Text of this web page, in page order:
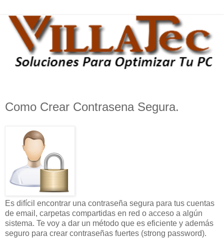
Como Crear Contrasena Segura.
Es difícil encontrar una contraseña segura para tus cuentas
de email, carpetas compartidas en red o acceso a algún
sistema. Te voy a dar un método que es eficiente y además
seguro para crear contraseñas fuertes (strong password).